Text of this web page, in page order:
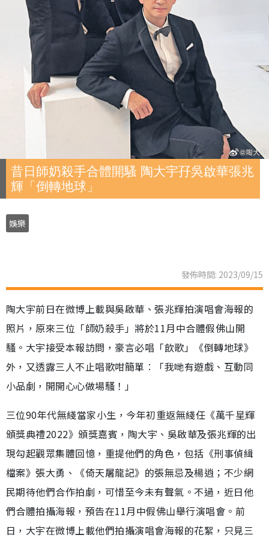
昔日師奶殺手合體開騷 陶大宇孖吳啟華張兆
輝「倒轉地球」
娛樂
發佈時間: 2023/09/15
陶大宇前日在微博上載與吳啟華、張兆輝拍演唱會海報的
照片，原來三位「師奶殺手」將於11月中合體假佛山開
騷。大宇接受本報訪問，豪言必唱「飲歌」《倒轉地球》
外，又透露三人不止唱歌咁簡單︰「我哋有遊戲、互動同
小品劇，開開心心做場騷！」
三位90年代無綫當家小生，今年初重返無綫任《萬千星輝
頒獎典禮2022》頒獎嘉賓，陶大宇、吳啟華及張兆輝的出
現勾起觀眾集體回憶，重提他們的角色，包括《刑事偵緝
檔案》張大勇、《倚天屠龍記》的張無忌及楊逍；不少網
民期待他們合作拍劇，可惜至今未有聲氣。不過，近日他
們合體拍攝海報，預告在11月中假佛山舉行演唱會。前
日，大宇在微博上載他們拍攝演唱會海報的花絮，只見三